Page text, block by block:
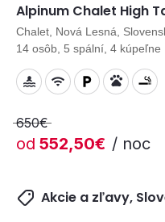
Alpinum Chalet High
Chalet, Nová Lesná,
14 osôb, 5 spální, 4 kúpeľne
650€
od 552,50€ / noc
Akcie a zľavy,